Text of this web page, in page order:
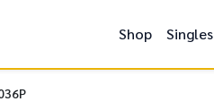
Shop Singles